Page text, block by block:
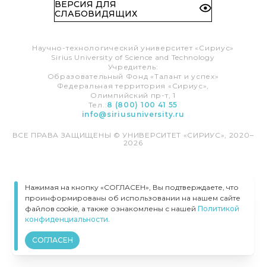
ВЕРСИЯ ДЛЯ
СЛАБОВИДЯЩИХ
Научно-технологический университет «Сириус»
Sirius University of Science and Technology
Учредитель:
Образовательный Фонд «Талант и успех»
Федеральная территория «Сириус»,
Олимпийский пр-т, 1
Тел.:8 (800) 100 41 55
info@siriusuniversity.ru
ВСЕ ПРАВА ЗАЩИЩЕНЫ © УНИВЕРСИТЕТ «СИРИУС», 2020–
2026
Нажимая на кнопку «СОГЛАСЕН», Вы подтверждаете, что
проинформированы об использовании на нашем сайте
файлов cookie, а также ознакомлены с нашей Политикой
конфиденциальности.
СОГЛАСЕН